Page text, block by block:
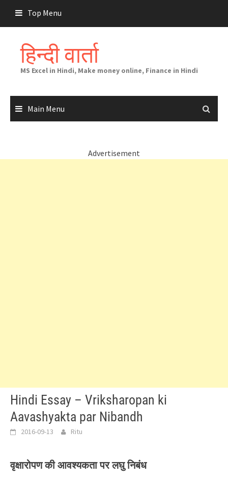
content
Top Menu
हिन्दी वार्ता
MS Excel in Hindi, Make money online, Finance in Hindi
Main Menu
Advertisement
Hindi Essay – Vriksharopan ki
Aavashyakta par Nibandh
2016-09-13 Ritu
वृक्षारोपण की आवश्यकता पर लघु निबंध